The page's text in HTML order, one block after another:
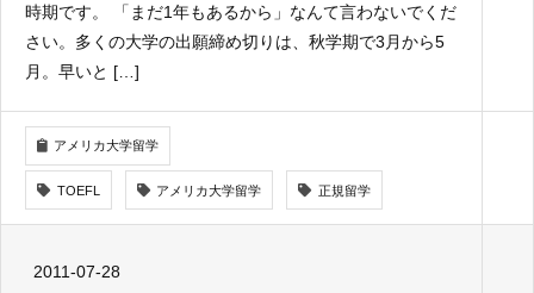
時期です。 「まだ1年もあるから」なんて言わないでくだ
さい。多くの大学の出願締め切りは、秋学期で3月から5
月。早いと […]
アメリカ大学留学
TOEFL アメリカ大学留学 正規留学
2011-07-28